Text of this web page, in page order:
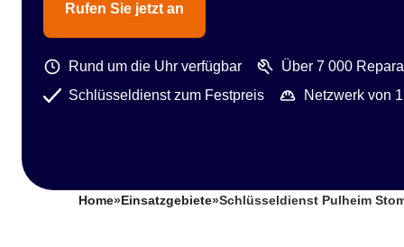
Rufen Sie jetzt an
Rund um die Uhr verfügbar
Über 7 000
Schlüsseldienst zum Festpreis
Netzwerk von
Home» Einsatzgebiete»Schlüsseldienst Pulheim